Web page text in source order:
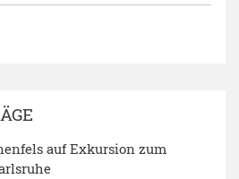
auf Exkursion zum